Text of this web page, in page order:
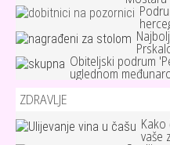
Obiteljski podrum
uglednom
ZDRAVLJE
Kako
vaše